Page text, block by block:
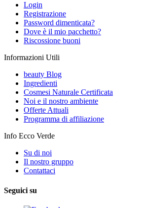
Login
Registrazione
Password dimenticata?
Dove è il mio pacchetto?
Riscossione buoni
Informazioni Utili
beauty Blog
Ingredienti
Cosmesi Naturale Certificata
Noi e il nostro ambiente
Offerte Attuali
Programma di affiliazione
Info Ecco Verde
Su di noi
Il nostro gruppo
Contattaci
Seguici su